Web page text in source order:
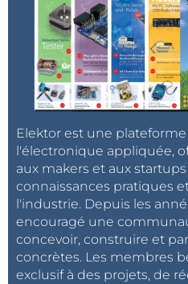
Elektor est une
l'électronique appliquée,
aux makers et aux
connaissances pratiques
l'industrie. Depuis les
encouragé une
concevoir, construire et
concrètes. Les membres
exclusif à des projets, de